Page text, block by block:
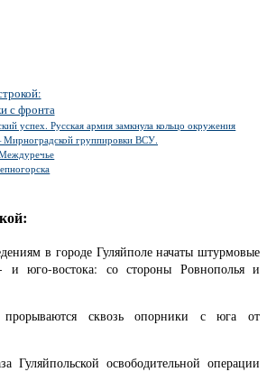
с фронта
успех. Русская армия замкнула кольцо окружения
группировки ВСУ.
в городе Гуляйполе начаты штурмовые
и юго-востока: со стороны Ровнополья и
сквозь опорники с юга от
Гуляйпольской освободительной операции